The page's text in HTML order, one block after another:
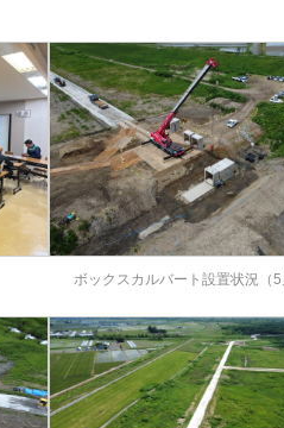
ボックスカルバート設置状況（5